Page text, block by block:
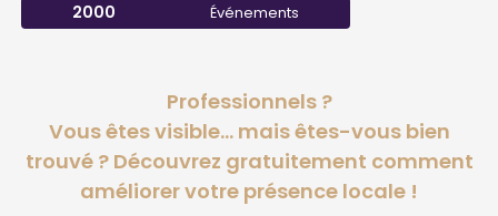
2000 Événements
Professionnels ?
Vous êtes visible… mais êtes-vous bien
trouvé ? Découvrez gratuitement comment
améliorer votre présence locale !